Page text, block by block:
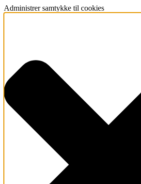
Administrer samtykke til cookies